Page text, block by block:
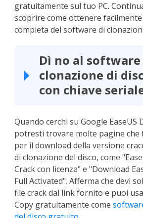
gratuitamente sul tuo PC.
scoprire come ottenere
completa del software di
Dì no al software
clonazione di
con chiave
Quando cerchi su Google EaseUS
potresti trovare molte pagine
per il download della versione
di clonazione del disco, come
Crack con licenza" e "Download
Full Activated". Afferma che devi
file crack dal link fornito e puoi
Copy gratuitamente come